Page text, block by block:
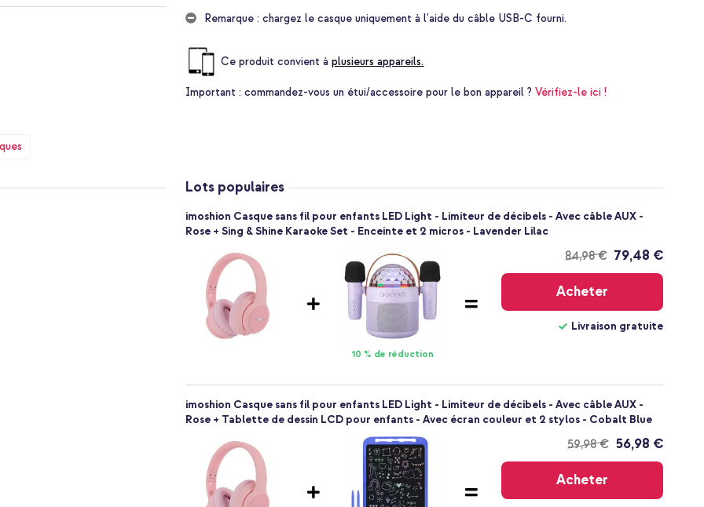
Le niveau sonore maximal
qui change de couleur.
C inclus. Grâce à l'arceau
assurent un ajustement
Remarque : chargez le casque uniquement à l'aide du câble USB-C fourni.
Ce produit convient àplusieurs appareils.
Important : commandez-vous un étui/accessoire pour le bon appareil ?Vérifiez-le ici !
Lots populaires
imoshion Casque sans fil pour enfants LED Light - Limiteur de décibels - Avec câble AUX -
Rose + Sing & Shine Karaoke Set - Enceinte et 2 micros - Lavender Lilac
10 % de réduction
84,98 €
Livraison
79,48 €
Acheter
Livraison gratuite
imoshion Casque sans fil pour enfants LED Light - Limiteur de décibels - Avec câble AUX -
Rose + Tablette de dessin LCD pour enfants - Avec écran couleur et 2 stylos - Cobalt Blue
59,98 €
Livraison
56,98 €
Acheter